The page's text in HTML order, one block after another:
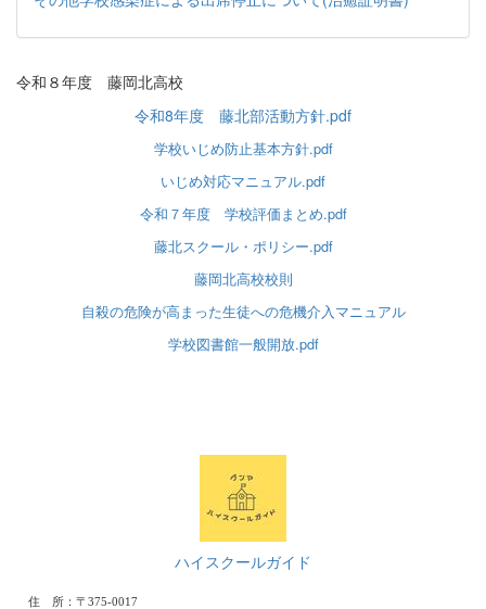
令和８年度 藤岡北高校
令和8年度 藤北部活動方針.pdf
学校いじめ防止基本方針.pdf
いじめ対応マニュアル.pdf
令和７年度 学校評価まとめ.pdf
藤北スクール・ポリシー.pdf
藤岡北高校校則
自殺の危険が高まった生徒への危機介入マニュアル
学校図書館一般開放.pdf
ハイスクールガイド
住 所：〒375-0017